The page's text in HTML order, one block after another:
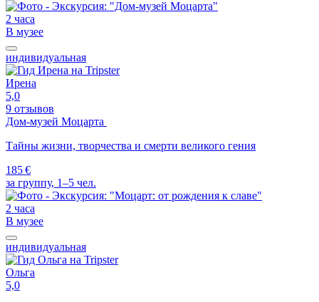
2 часа
В музее
индивидуальная
Ирена
5,0
9 отзывов
Дом-музей Моцарта
Тайны жизни, творчества и смерти великого гения
185 €
за группу, 1–5 чел.
2 часа
В музее
индивидуальная
Ольга
5,0